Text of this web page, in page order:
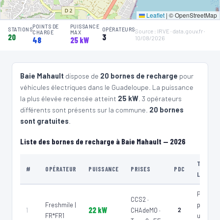
🧭 S'y rendre
4 G-MOB
🅿️ Parking privé à usage public
Recharge gratuite
CB acceptée
♿ Accessible PMR
Accès libre Réservable 🏍️ 2 roues
🧭 S'y rendre
Carrefour Market Collin
🅿️ Parking privé à usage public
Recharge gratuite
CB acceptée
Leaflet | © OpenStreetMap
STATIONS
20
POINTS DE
CHARGE
48
PUISSANCE
MAX
25 kW
OPÉRATEURS
3
Source : IRVE · data.gouv.fr ·
10/08/2026
Baie Mahault dispose de 20 bornes de recharge pour
véhicules électriques dans le Guadeloupe. La puissance
la plus élevée recensée atteint 25 kW . 3 opérateurs
différents sont présents sur la commune. 20 bornes
sont gratuites
Liste des bornes de recharge à Baie Mahault — 2026
# OPÉRATEUR PUISSANCE PRISES PDC
TYPE DE
LIEU
1
Freshmile |
FR*FR1
22 kW
CCS2 ·
CHAdeMO ·
2
Parking
privé à
usage